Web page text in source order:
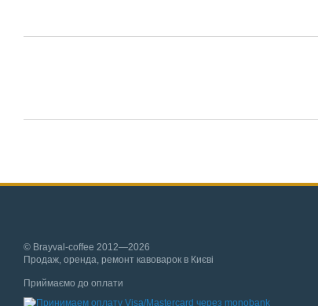
© Brayval-coffee 2012—2026
Продаж, оренда, ремонт кавоварок в Києві
Приймаємо до оплати